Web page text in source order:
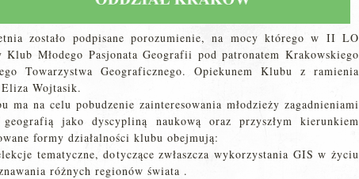
zostało podpisane porozumienie, na mocy którego w II LO
Klub Młodego Pasjonata Geografii pod patronatem Krakowskiego
Towarzystwa Geograficznego. Opiekunem Klubu z ramienia
Wojtasik.
ma na celu pobudzenie zainteresowania młodzieży zagadnieniami
geografią jako dyscypliną naukową oraz przyszłym kierunkiem
formy działalności klubu obejmują:
tematyczne, dotyczące zwłaszcza wykorzystania GIS w życiu
różnych regionów świata .